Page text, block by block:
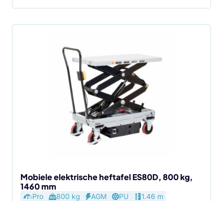
Mobiele elektrische heftafel ES80D, 800 kg,
1460 mm
Pro 800 kg AGM PU
1.46 m